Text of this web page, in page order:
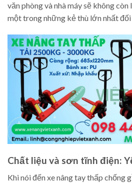
văn phòng và nhà máy sẽ không
một trong những kẻ thù lớn nhất
Chất liệu và sơn tĩnh điện:
Khi nói đến xe nâng tay thấp chống